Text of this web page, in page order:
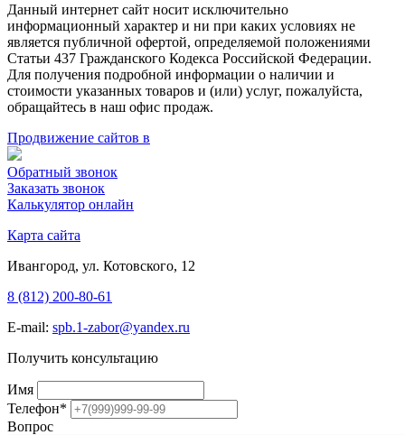
Данный интернет сайт носит исключительно
информационный характер и ни при каких условиях не
является публичной офертой, определяемой положениями
Статьи 437 Гражданского Кодекса Российской Федерации.
Для получения подробной информации о наличии и
стоимости указанных товаров и (или) услуг, пожалуйста,
обращайтесь в наш офис продаж.
Продвижение сайтов в
Обратный звонок
Заказать звонок
Калькулятор онлайн
Карта сайта
Ивангород, ул. Котовского, 12
8 (812) 200-80-61
E-mail: spb.1-zabor@yandex.ru
Получить консультацию
Имя
Телефон*
Вопрос